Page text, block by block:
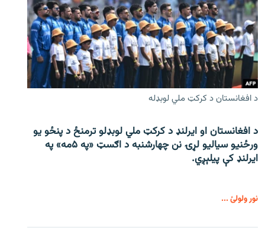
د افغانستان د کرکټ ملي لوبډله
د افغانستان او ایرلنډ د کرکټ ملي لوبډلو ترمنځ د پنځو یو
ورځنیو سیالیو لړۍ نن چهارشنبه د اګسټ «په ۵مه» په
ایرلنډ کې پیلېږي.
نور ولولئ ...